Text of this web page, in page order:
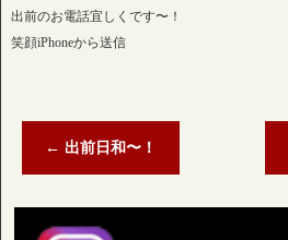
出前のお電話宜しくです〜！
笑顔iPhoneから送信
← 出前日和〜！